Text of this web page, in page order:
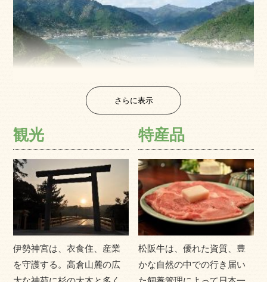
南北に非常に細長い地形をしている三重県は、地形も
変化に富んでおり、伊勢平野をはじめとする平野部か
ら、山脈、高原、盆地、と地域によって様々な表情を持
っています。観光の名所としては、日本の歴史と縁が深
いものが多く、日本人の心のふるさとと言われる伊勢神
宮、松尾芭蕉の故郷として知られる伊賀上野、世界遺産
重県の魅力とは、日本の魅力を再発見することなのかも
しれません。
さらに表示
観光
伊勢神宮は、衣食住、産業
を守護する。高倉山麓の広
特産品
松阪牛は、優れた資質、豊
かな自然の中での行き届い